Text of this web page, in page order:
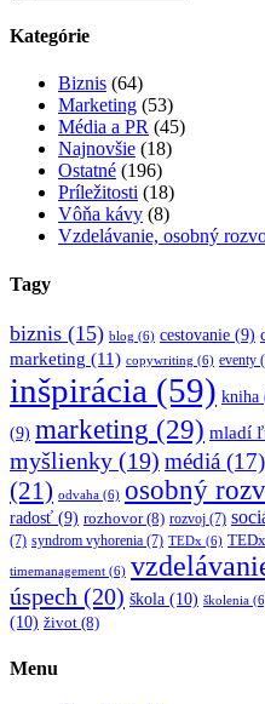
Kategórie
Biznis (64)
Marketing (53)
Média a PR (45)
Najnovšie (18)
Ostatné (196)
Príležitosti (18)
Vôňa kávy (8)
Vzdelávanie, osobný
Tagy
biznis (15) blog (6) cestovanie (9)
marketing (11) copywriting (6) eventy
inšpirácia (59) kniha
(9) marketing (29) mladí
myšlienky (19) médiá (17)
(21) odvaha (6) osobný
radosť (9) rozhovor(8) rozvoj (7)
(7) syndrom vyhorenia (7) TEDx (6)
timemanagement (6)
úspech (20) škola (10) školenia
(10) život (8)
Menu